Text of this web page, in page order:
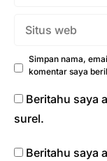
Simpan nama,
komentar saya
Beritahu saya
surel.
Beritahu saya